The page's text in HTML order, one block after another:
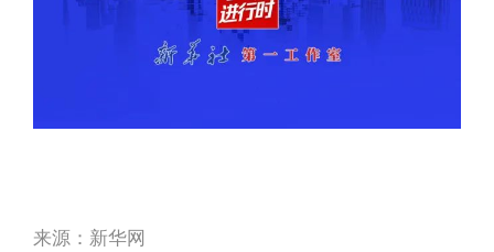
来源：新华网